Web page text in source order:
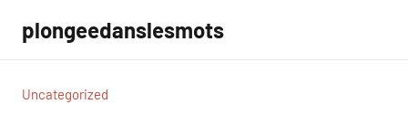
contenu
plongeedanslesmots
Uncategorized